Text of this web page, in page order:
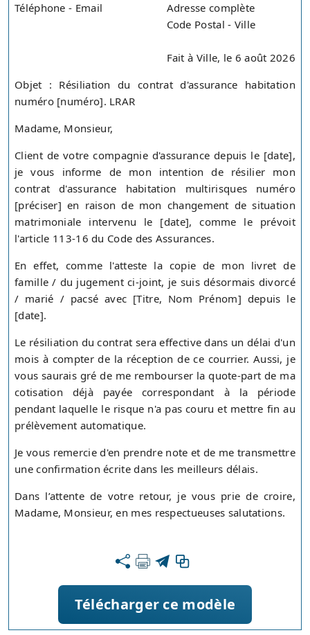
Téléphone - Email
Adresse complète
Code Postal - Ville
Fait à Ville, le 6 août 2026
Objet : Résiliation du contrat d'assurance habitation
numéro [numéro]. LRAR
Madame, Monsieur,
Client de votre compagnie d'assurance depuis le [date],
je vous informe de mon intention de résilier mon
contrat d'assurance habitation multirisques numéro
[préciser] en raison de mon changement de situation
matrimoniale intervenu le [date], comme le prévoit
l'article 113-16 du Code des Assurances.
En effet, comme l'atteste la copie de mon livret de
famille / du jugement ci-joint, je suis désormais divorcé
/ marié / pacsé avec [Titre, Nom Prénom] depuis le
[date].
Le résiliation du contrat sera effective dans un délai d'un
mois à compter de la réception de ce courrier. Aussi, je
vous saurais gré de me rembourser la quote-part de ma
cotisation déjà payée correspondant à la période
pendant laquelle le risque n'a pas couru et mettre fin au
prélèvement automatique.
Je vous remercie d'en prendre note et de me transmettre
une confirmation écrite dans les meilleurs délais.
Dans l’attente de votre retour, je vous prie de croire,
Madame, Monsieur, en mes respectueuses salutations.
Télécharger ce modèle